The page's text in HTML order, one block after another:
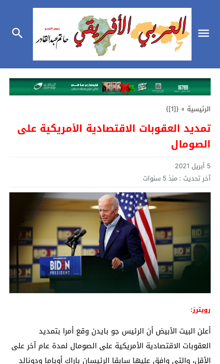
الرئيسية »
{[1]}
تمديد العقوبات الاقتصادية الأمريكية على
الصومال
5 أبريل 2021
آخر تحديث : منذ 5 سنوات
رويترز:
أعلن البيت الأبيض أن الرئيس جو بايدن وقع أمرا بتمديد
العقوبات الاقتصادية الأمريكية على الصومال لمدة عام آخر على
الأقل، والتي وافق عليها سابقا الرئيسان باراك أوباما ودونالد